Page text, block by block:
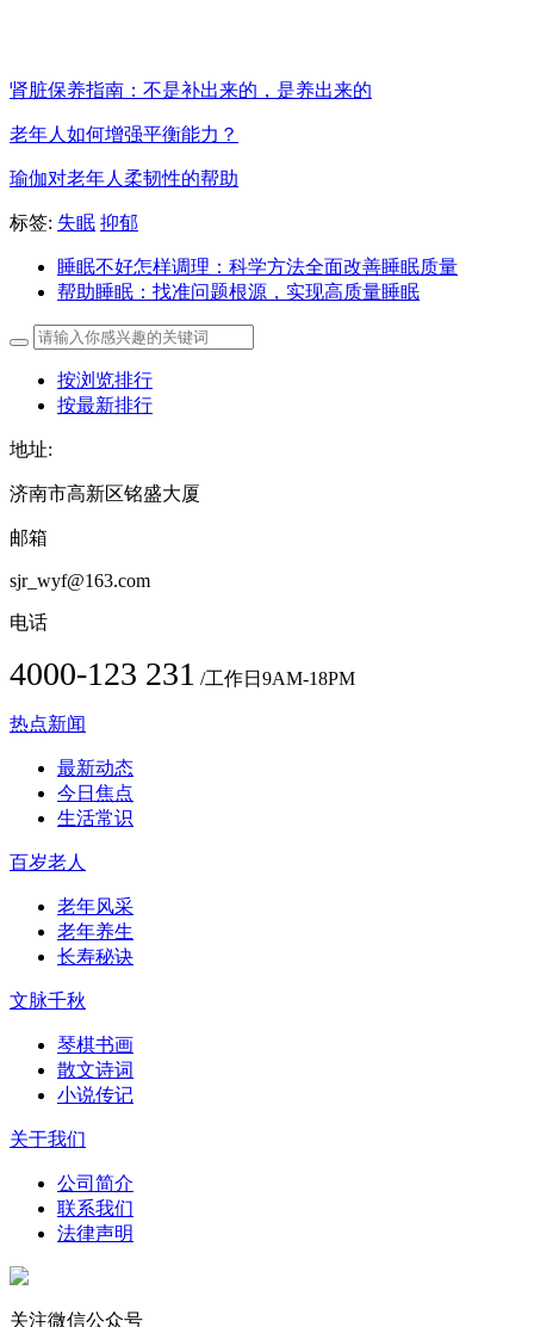
肾脏保养指南：不是补出来的，是养出来的
老年人如何增强平衡能力？
瑜伽对老年人柔韧性的帮助
标签: 失眠 抑郁
睡眠不好怎样调理：科学方法全面改善睡眠质量
帮助睡眠：找准问题根源，实现高质量睡眠
按浏览排行
按最新排行
地址:
济南市高新区铭盛大厦
邮箱
sjr_wyf@163.com
电话
4000-123 231 /工作日9AM-18PM
热点新闻
最新动态
今日焦点
生活常识
百岁老人
老年风采
老年养生
长寿秘诀
文脉千秋
琴棋书画
散文诗词
小说传记
关于我们
公司简介
联系我们
法律声明
关注微信公众号